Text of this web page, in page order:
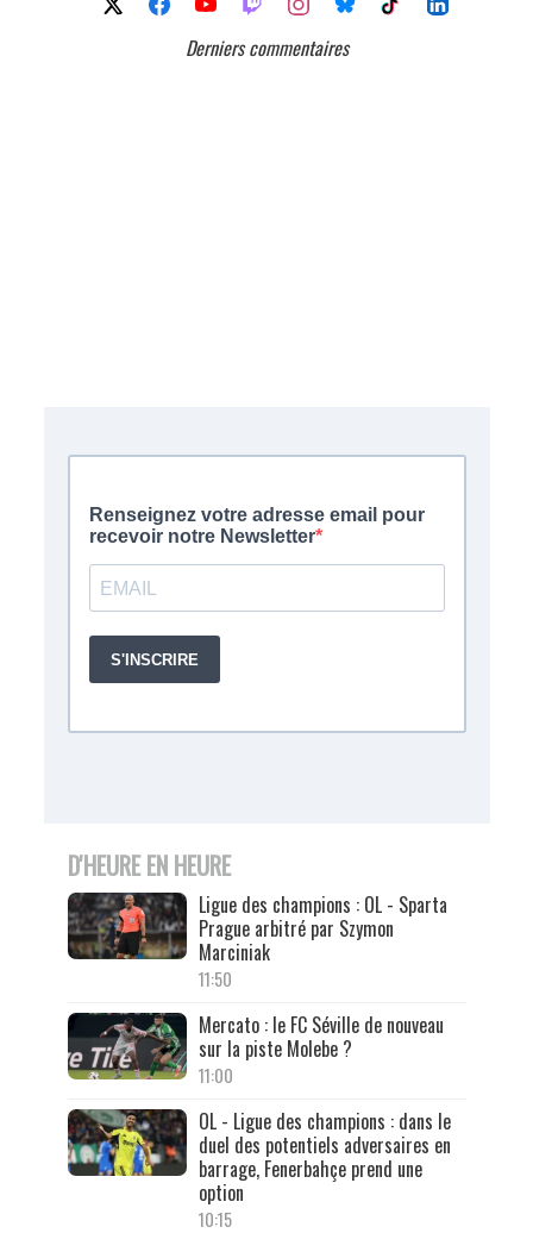
Derniers commentaires
D'HEURE EN HEURE
Ligue des champions : OL - Sparta
Prague arbitré par Szymon
Marciniak
11:50
Mercato : le FC Séville de nouveau
sur la piste Molebe ?
11:00
OL - Ligue des champions : dans le
duel des potentiels adversaires en
barrage, Fenerbahçe prend une
option
10:15